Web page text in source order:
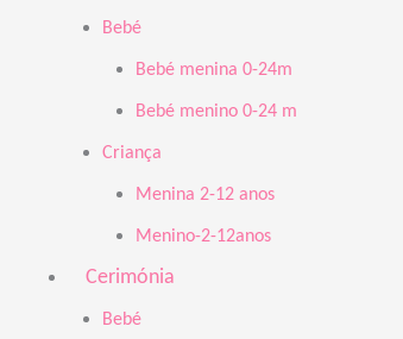
Bebé
Bebé menina 0-24m
Bebé menino 0-24 m
Criança
Menina 2-12 anos
Menino-2-12anos
Cerimónia
Bebé